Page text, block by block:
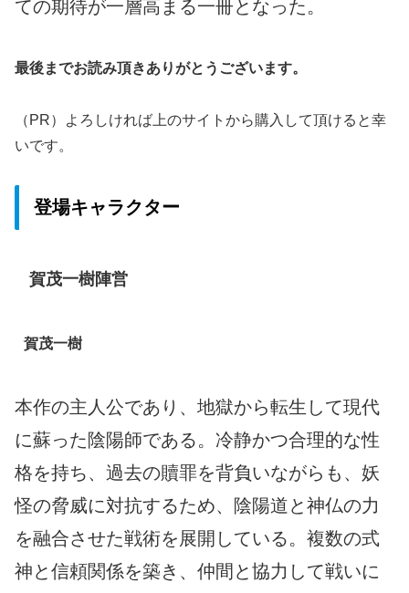
ての期待が一層高まる一冊となった。
最後までお読み頂きありがとうございます。
（PR）よろしければ上のサイトから購入して頂けると幸
いです。
登場キャラクター
賀茂一樹陣営
賀茂一樹
本作の主人公であり、地獄から転生して現代
に蘇った陰陽師である。冷静かつ合理的な性
格を持ち、過去の贖罪を背負いながらも、妖
怪の脅威に対抗するため、陰陽道と神仏の力
を融合させた戦術を展開している。複数の式
神と信頼関係を築き、仲間と協力して戦いに